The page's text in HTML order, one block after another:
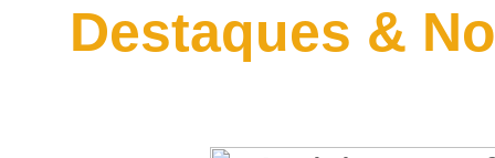
Destaques &